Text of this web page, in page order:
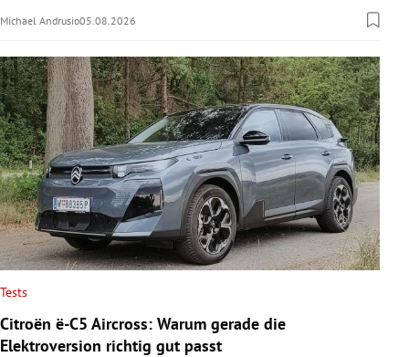
Michael Andrusio05.08.2026
Tests
Citroën ë-C5 Aircross: Warum gerade die
Elektroversion richtig gut passt